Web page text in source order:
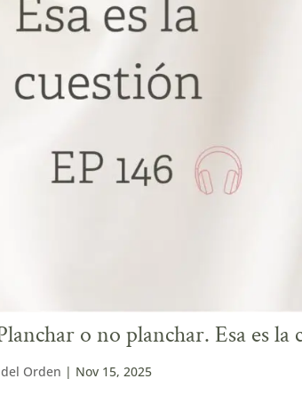
o no planchar. Esa es la
Orden | Nov 15, 2025